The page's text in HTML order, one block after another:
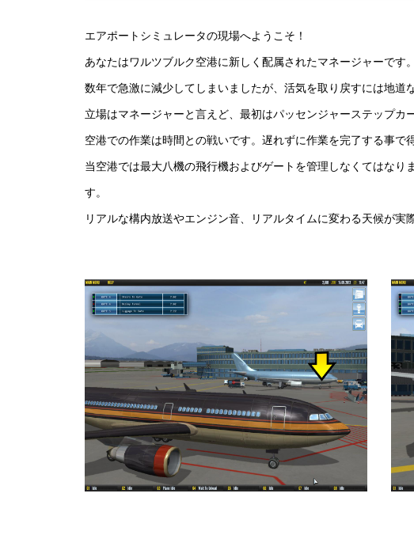
エアポートシミュレータの現場へようこそ！
あなたはワルツブルク空港に新しく配属されたマネージャーで
数年で急激に減少してしまいましたが、活気を取り戻すには地道
立場はマネージャーと言えど、最初はパッセンジャーステップ
空港での作業は時間との戦いです。遅れずに作業を完了する事
当空港では最大八機の飛行機およびゲートを管理しなくてはな
す。
リアルな構内放送やエンジン音、リアルタイムに変わる天候が